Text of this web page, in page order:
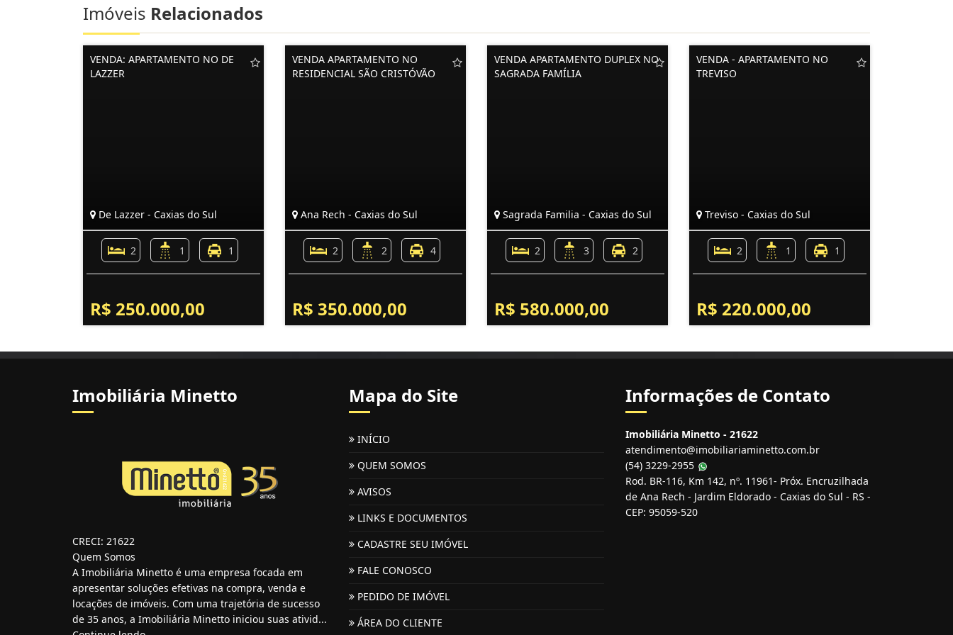
Imóveis Relacionados
VENDA: APARTAMENTO NO DE
LAZZER
De Lazzer - Caxias do Sul
2 1 1
R$ 250.000,00
VENDA APARTAMENTO NO
RESIDENCIAL SÃO CRISTÓVÃO
Ana Rech - Caxias do Sul
2 2 4
R$ 350.000,00
VENDA APARTAMENTO DUPLEX NO
SAGRADA FAMÍLIA
Sagrada Familia - Caxias do Sul
2 3 2
R$ 580.000,00
VENDA - APARTAMENTO NO
TREVISO
Treviso - Caxias do Sul
2 1 1
R$ 220.000,00
Imobiliária Minetto
CRECI: 21622
Quem Somos
A Imobiliária Minetto é uma empresa focada em
apresentar soluções efetivas na compra, venda e
locações de imóveis. Com uma trajetória de sucesso
de 35 anos, a Imobiliária Minetto iniciou suas ativid...
Mapa do Site
INÍCIO
QUEM SOMOS
AVISOS
LINKS E DOCUMENTOS
CADASTRE SEU IMÓVEL
FALE CONOSCO
PEDIDO DE IMÓVEL
ÁREA DO CLIENTE
Informações de Contato
Imobiliária Minetto - 21622
atendimento@imobiliariaminetto.com.br
(54) 3229-2955
Rod. BR-116, Km 142, nº. 11961- Próx. Encruzilhada
de Ana Rech - Jardim Eldorado - Caxias do Sul - RS -
CEP: 95059-520